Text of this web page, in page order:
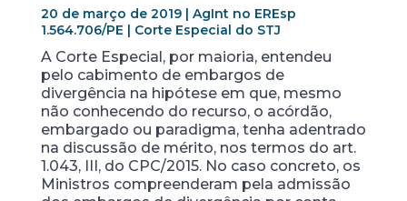
20 de março de 2019 | AgInt no EREsp
1.564.706/PE | Corte Especial do STJ
A Corte Especial, por maioria, entendeu
pelo cabimento de embargos de
divergência na hipótese em que, mesmo
não conhecendo do recurso, o acórdão,
embargado ou paradigma, tenha adentrado
na discussão de mérito, nos termos do art.
1.043, III, do CPC/2015. No caso concreto, os
Ministros compreenderam pela admissão